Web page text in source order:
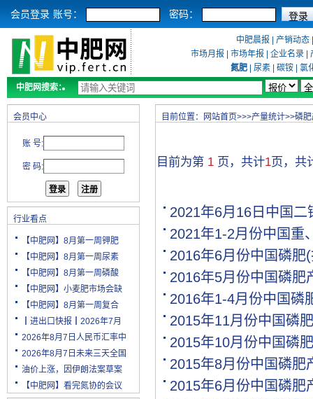
会员登录 账号： 密码：
中肥晨报 产销动态
市场月报
市场年报 企业名录
氮肥
尿素 碳铵
氯
中肥网搜索：
会员中心
账 号:
密 码:
行业看点
【中肥网】8月第一周钾肥
【中肥网】8月第一周尿素
【中肥网】8月第一周磷酸
【中肥网】小麦肥市场会缺
【中肥网】8月第一周复合
┃进出口快报┃2026年7月
2026年8月7日人民币汇率中
2026年8月7日未来三天全国
油价上涨，因伊朗法案草案
【中肥网】看完氮协的会议
目前位置： 网站首页>>>产量统计>>磷
目前为第 1页，共计1页，共
2021年6月16日中国
2021年1-2月份中国重
2016年6月份中国磷肥
2016年5月份中国磷肥
2016年1-4月份中国磷
2015年11月份中国磷
2015年10月份中国磷
2015年8月份中国磷肥
2015年6月份中国磷肥